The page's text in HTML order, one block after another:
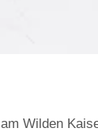
Wilden